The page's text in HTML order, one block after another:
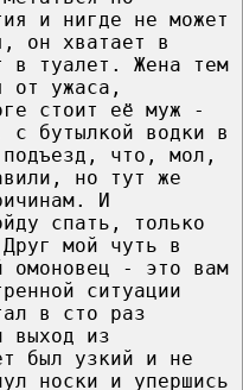
и нигде не может
он хватает в
в туалет. Жена тем
от ужаса,
стоит её муж -
с бутылкой водки в
что, мол,
но тут же
И
спать, только
мой чуть в
омоновец - это вам
ситуации
в сто раз
выход из
был узкий и не
носки и упершись